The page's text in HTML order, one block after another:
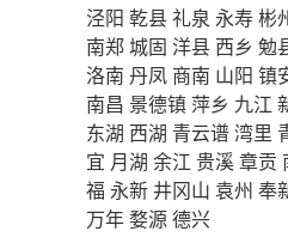
泾阳 乾县礼泉 永寿彬
南郑城固 洋县 西乡 勉
洛南 丹凤 商南 山阳 镇
南昌 景德镇萍乡 九江
东湖 西湖 青云谱湾里
宜 月湖 余江 贵溪章贡
福 永新 井冈山 袁州 奉
万年婺源德兴